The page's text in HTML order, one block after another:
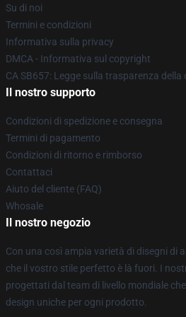
Su di noi
Termini e condizioni
Informativa sulla privacy
DMCA - Informativa sul copyright
CA SB657: Legge sulla trasparenza
Il nostro supporto
Condizioni di spedizione e consegna
Termini di pagamento
Condizioni di ritorno e rimborso
Contattaci
Aiuto del cliente (FAQ)
Whosale
Il nostro negozio
Con una così ampia varietà di disegni di
che il vostro stile perfetto è là fuori. I
progettati dal team di livello mondiale
design uniche per ogni prodotto.